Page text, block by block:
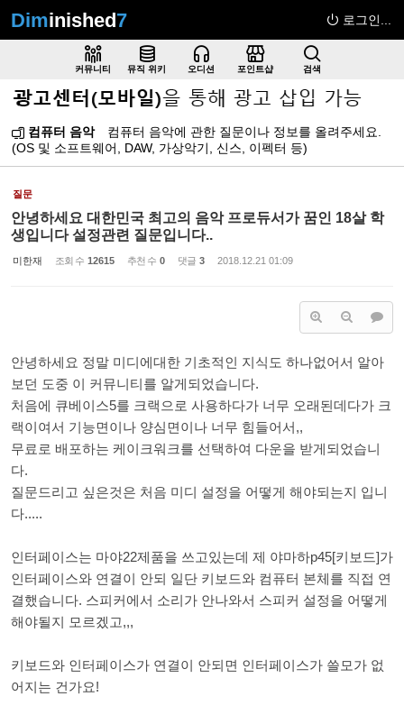
Diminished7 로그인...
커뮤니티 뮤직 위키 오디션 포인트샵 검색
컴퓨터 음악
컴퓨터 음악에 관한 질문이나 정보를 올려주세요.
(OS 및 소프트웨어, DAW, 가상악기, 신스, 이펙터 등)
질문
안녕하세요 대한민국 최고의 음악 프로듀서가 꿈인 18살 학
생입니다 설정관련 질문입니다..
미한재 조회 수 12615 추천 수 0 댓글 3 2018.12.21 01:09
안녕하세요 정말 미디에대한 기초적인 지식도 하나없어서 알아
보던 도중 이 커뮤니티를 알게되었습니다.
처음에 큐베이스5를 크랙으로 사용하다가 너무 오래된데다가 크
랙이여서 기능면이나 양심면이나 너무 힘들어서,,
무료로 배포하는 케이크워크를 선택하여 다운을 받게되었습니
다.
질문드리고 싶은것은 처음 미디 설정을 어떻게 해야되는지 입니
다.....
인터페이스는 마야22제품을 쓰고있는데 제 야마하p45[키보드]가
인터페이스와 연결이 안되 일단 키보드와 컴퓨터 본체를 직접 연
결했습니다. 스피커에서 소리가 안나와서 스피커 설정을 어떻게
해야될지 모르겠고,,,
키보드와 인터페이스가 연결이 안되면 인터페이스가 쓸모가 없
어지는 건가요!
Sketchbook5, 스케치북5
Sketchbook5, 스케치북5